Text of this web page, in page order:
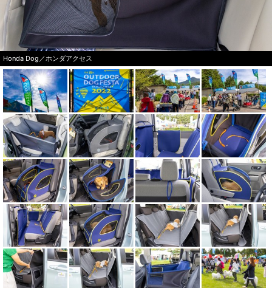
Honda Dog／ホンダアクセス